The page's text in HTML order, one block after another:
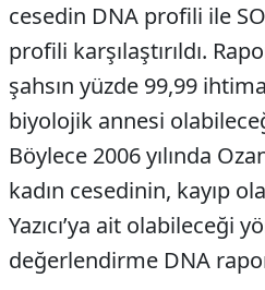
cesedin DNA profili ile
profili karşılaştırıldı.
şahsın yüzde 99,99
biyolojik annesi
Böylece 2006 yılında
kadın cesedinin, kayıp
Yazıcı’ya ait olabileceği
değerlendirme DNA